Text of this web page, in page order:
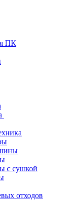
ПК
с сушкой
отходов